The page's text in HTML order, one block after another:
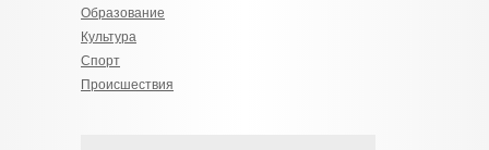
Образование
Культура
Спорт
Происшествия